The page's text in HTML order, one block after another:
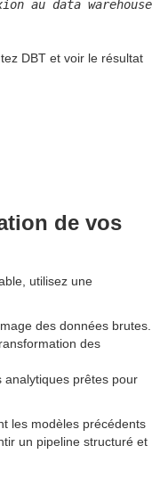
data warehouse
DBT et voir le résultat
de vos
utilisez une
des données brutes.
des
analytiques prêtes pour
les modèles précédents
un pipeline structuré et